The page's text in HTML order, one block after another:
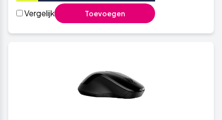
Vergelijk Toevoegen